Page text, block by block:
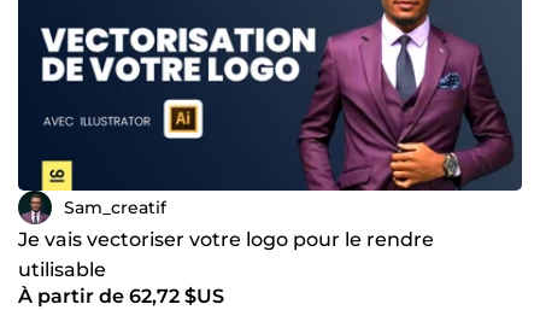
Sam_creatif
Je vais vectoriser votre logo pour le rendre
utilisable
À partir de 62,72 $US